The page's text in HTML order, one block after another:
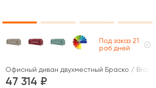
Под заказ 21
раб дней
Офисный диван двухместный Браско / Brasco
47 314